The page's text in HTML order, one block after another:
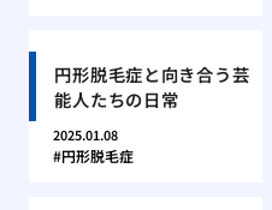
円形脱毛症と向き合う芸
能人たちの日常
2025.01.08
円形脱毛症